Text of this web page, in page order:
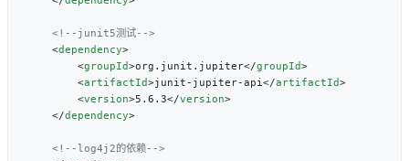
    <
dependency
        <
groupId>org.junit.jupiter</groupId
        <
artifactId>junit-jupiter-api</artifactId
        <
version>5.6.3</version
    </
dependency